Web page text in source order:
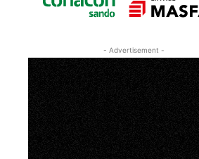
- Advertisement -